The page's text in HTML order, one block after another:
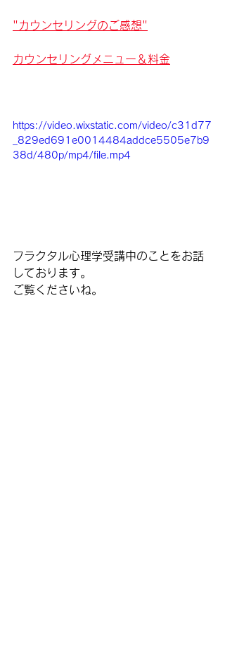
" カウンセリングのご感想"
カウンセリングメニュー＆料金
https://video.wixstatic.com/video/c31d77
_829ed691e0014484addce5505e7b9
38d/480p/mp4/file.mp4
フラクタル心理学受講中のことをお話
しております。
ご覧くださいね。